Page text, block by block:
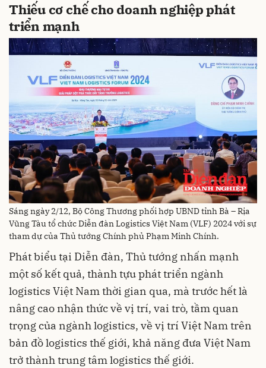
Thiếu cơ chế cho doanh nghiệp phát
triển mạnh
Sáng ngày 2/12, Bộ Công Thương phối hợp UBND tỉnh Bà – Rịa
Vũng Tàu tổ chức Diễn đàn Logistics Việt Nam (VLF) 2024 với sự
tham dự của Thủ tướng Chính phủ Phạm Minh Chính.
Phát biểu tại Diễn đàn, Thủ tướng nhấn mạnh
một số kết quả, thành tựu phát triển ngành
logistics Việt Nam thời gian qua, mà trước hết là
nâng cao nhận thức về vị trí, vai trò, tầm quan
trọng của ngành logistics, về vị trí Việt Nam trên
bản đồ logistics thế giới, khả năng đưa Việt Nam
trở thành trung tâm logistics thế giới.